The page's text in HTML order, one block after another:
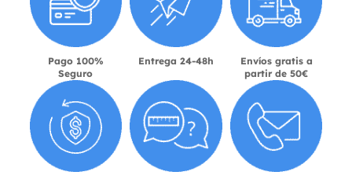
Pago 100%
Seguro
Entrega 24-48h
Envíos gratis a
partir de 50€